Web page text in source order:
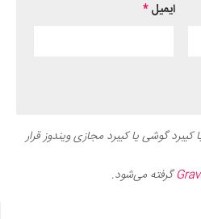
ایمیل*
گوشی یا کیبرد مجازی ویندوز قرار
گرفته می‌شود.